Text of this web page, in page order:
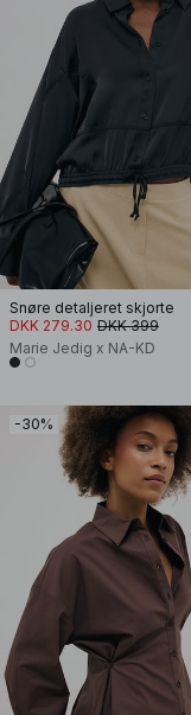
Snøre detaljeret skjorte
DKK 279.30 DKK 399
Marie Jedig x NA-KD
-30%